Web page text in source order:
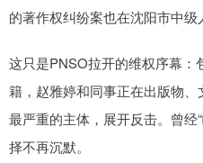
的著作权纠纷案也在沈阳市中级
这只是PNSO拉开的维权序幕：
籍，赵雅婷和同事正在出版物
最严重的主体，展开反击。曾经
择不再沉默。